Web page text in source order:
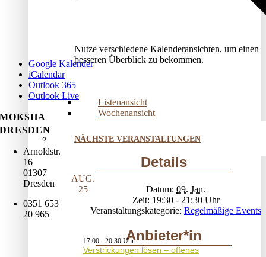
Nutze verschiedene Kalenderansichten, um einen
besseren Überblick zu bekommen.
Listenansicht
Wochenansicht
NÄCHSTE VERANSTALTUNGEN
AUG.
25
17:00 - 20:30
Verstrickungen lösen – offenes
Google Kalender
iCalendar
Outlook 365
Outlook Live
Details
Datum: 09. Jan.
Zeit: 19:30 - 21:30
Veranstaltungskategorie: Regelmäßige Events
Anbieter*in
MOKSHA
DRESDEN
Arnoldstr.
16
01307
Dresden
0351 653
20 965